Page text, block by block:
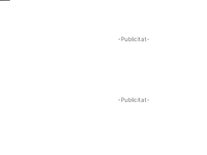
-Publicitat-
-Publicitat-